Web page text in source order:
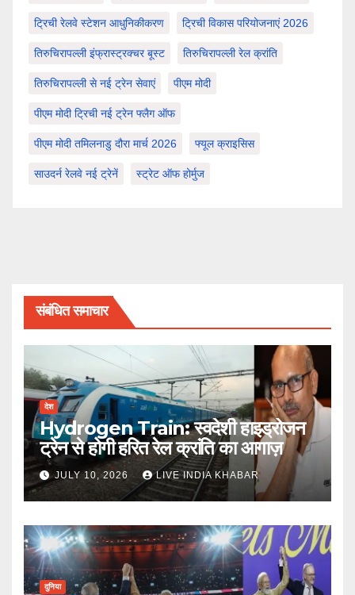
ट्रिची रेलवे स्टेशन आधुनिकीकरण ट्रिची विकास परियोजनाएं 2026
तिरुचिरापल्ली इंफ्रास्ट्रक्चर बूस्ट तिरुचिरापल्ली रेल क्रांति
तिरुचिरापल्ली से नई ट्रेन सेवाएं पीएम मोदी
पीएम मोदी ट्रिची नई ट्रेन फ्लैग ऑफ
पीएम मोदी तमिलनाडु दौरा मार्च 2026 फ्यूल क्राइसिस
साउदर्न रेलवे नई ट्रेनें स्ट्रेट ऑफ होर्मुज
संबंधित समाचार
देश
Hydrogen Train: स्वदेशी हाइड्रोजन
ट्रेन से होगी हरित रेल क्रांति का आगाज़
JULY 10, 2026 LIVE INDIA KHABAR
दुनिया